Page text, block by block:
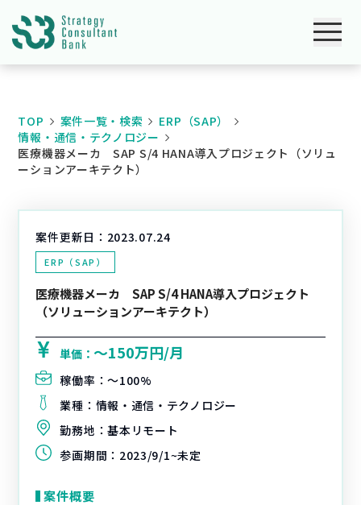
TOP 案件一覧・検索
ERP（SAP）
情報・通信・テクノロジー
医療機器メーカ SAP S/4 HANA導入プロジェクト（ソリュ
ーションアーキテクト）
案件更新日： 2023.07.24
ERP（SAP）
医療機器メーカ SAP S/4 HANA導入プロジェクト
（ソリューションアーキテクト）
単価：〜150万円/月
稼働率：〜100%
業種： 情報・通信・テクノロジー
勤務地：基本リモート
参画期間： 2023/9/1~未定
案件概要